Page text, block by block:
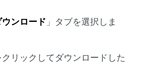
ウンロード 」タブを選択しま
クリックしてダウンロードした